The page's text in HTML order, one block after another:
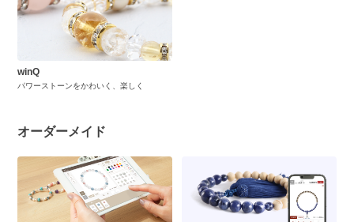
winQ
パワーストーンをかわいく、楽しく
オーダーメイド